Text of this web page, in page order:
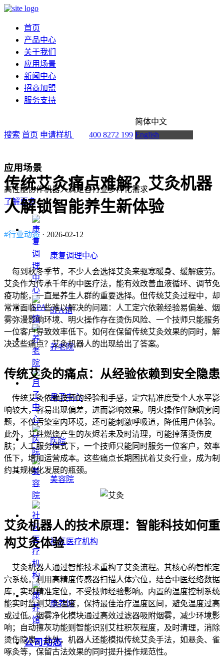
首页
产品中心
关于我们
应用场景
新闻中心
招商加盟
服务支持
搜索 首页 申请样机 400 8272 199
简体中文
English
应用场景
高性能协作机器人满足各行业多样化需求
了解更多
康复调理中心
SPA馆
养老院
月子中心
医院
美容院
社区医疗机构
康养馆
公司动态
传统艾灸痛点难解？艾灸机器
人解锁智能养生新体验
#行业动态 · 2026-02-12
每到秋冬季节，不少人会选择艾灸来驱寒暖身、缓解疲劳。
艾灸作为传承千年的中医疗法，能有效改善血液循环、调节免
疫功能，一直是养生人群的重要选择。但传统艾灸过程中，却
常常面临一些难以解决的问题：人工定穴依赖经验易偏差、烟
雾弥漫影响环境、明火操作存在烫伤风险、一个技师只能服务
一位客户导致效率低下。如何在保留传统艾灸效果的同时，解
决这些痛点？艾灸机器人的出现给出了答案。
传统艾灸的痛点：从经验依赖到安全隐患
传统艾灸依赖技师的经验和手感，定穴精准度受个人水平影
响较大，容易出现偏差，进而影响效果。明火操作伴随烟雾问
题，不仅污染室内环境，还可能刺激呼吸道，降低用户体验。
此外，艾柱燃烧产生的灰烬若未及时清理，可能掉落烫伤皮
肤；人工服务模式下，一个技师只能同时服务一位客户，效率
低下，增加运营成本。这些痛点长期困扰着艾灸行业，成为制
约其规模化发展的瓶颈。
艾灸机器人的技术原理：智能科技如何重
构艾灸体验
艾灸机器人通过智能技术重构了艾灸流程。其核心的智能定
穴系统，利用高精度传感器扫描人体穴位，结合中医经络数据
库，实现精准定位，不受技师经验影响。内置的温度控制系统
能实时监测艾灸温度，保持最佳治疗温度区间，避免温度过高
或过低。烟雾净化模块通过高效过滤器吸附烟雾，减少环境影
响；自动擦灰功能则智能识别艾柱积灰程度，及时清理，消除
烫伤隐患。此外，机器人还能模拟传统艾灸手法，如悬灸、雀
啄灸等，保留古法效果的同时提升操作规范性。